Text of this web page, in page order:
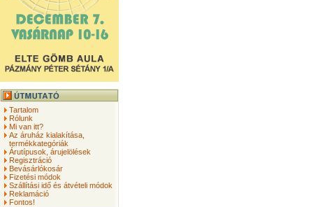
Tartalom
Rólunk
Mi van itt?
Az áruház kialakítása,
termékkategóriák
Árutípusok, árujelölések
Regisztráció
Bevásárlókosár
Fizetési módok
Szállítási idő és átvételi módok
Reklamáció
Fontos!